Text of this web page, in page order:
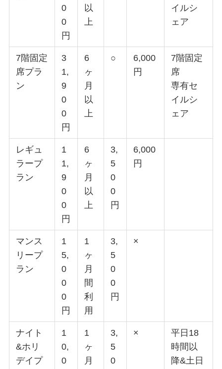
0
0
円
以
上
イルシ
ェア
7階固定
席プラ
ン
3
1,
9
0
0
円
6
ヶ
月
以
上
○
6,000
円
7階固定
席
専有セ
イルシ
ェア
レギュ
ラープ
ラン
1
1,
9
0
0
円
6
ヶ
月
以
上
3,
5
0
0
円
6,000
円
マンス
リープ
ラン
1
5,
0
0
0
円
1
ヶ
月
間
利
用
3,
5
0
0
円
×
ナイト
&ホリ
デイプ
1
0,
0
1
ヶ
月
3,
5
0
×
平日18
時間以
降&土日